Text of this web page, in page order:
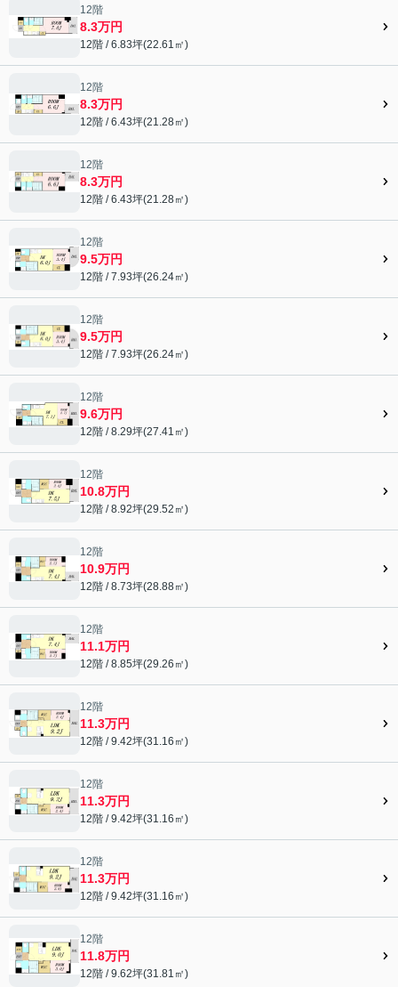
12階
8.3万円
12階 / 6.83坪(22.61㎡)
12階
8.3万円
12階 / 6.43坪(21.28㎡)
12階
8.3万円
12階 / 6.43坪(21.28㎡)
12階
9.5万円
12階 / 7.93坪(26.24㎡)
12階
9.5万円
12階 / 7.93坪(26.24㎡)
12階
9.6万円
12階 / 8.29坪(27.41㎡)
12階
10.8万円
12階 / 8.92坪(29.52㎡)
12階
10.9万円
12階 / 8.73坪(28.88㎡)
12階
11.1万円
12階 / 8.85坪(29.26㎡)
12階
11.3万円
12階 / 9.42坪(31.16㎡)
12階
11.3万円
12階 / 9.42坪(31.16㎡)
12階
11.3万円
12階 / 9.42坪(31.16㎡)
12階
11.8万円
12階 / 9.62坪(31.81㎡)